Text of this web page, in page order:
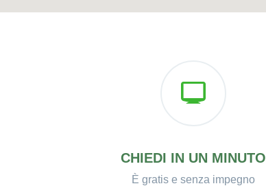
CHIEDI IN UN MINUTO
È gratis e senza impegno